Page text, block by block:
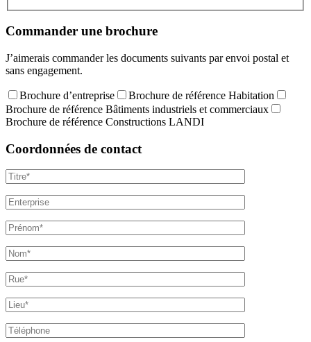
Commander une brochure
J’aimerais commander les documents suivants par envoi postal et
sans engagement.
Brochure d’entreprise
Brochure de référence Habitation
Brochure de référence Bâtiments industriels et commerciaux
Brochure de référence Constructions LANDI
Coordonnées de contact